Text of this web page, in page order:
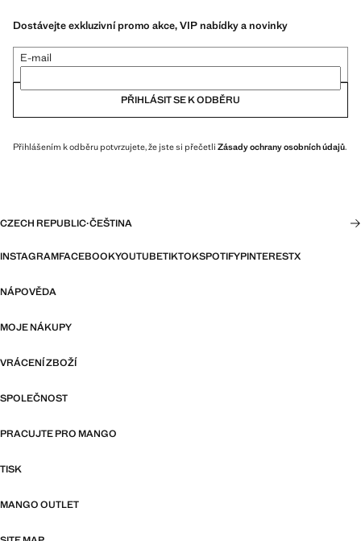
Dostávejte exkluzivní promo akce, VIP nabídky a novinky
E-mail
PŘIHLÁSIT SE K ODBĚRU
Přihlášením k odběru potvrzujete, že jste si přečetli Zásady ochrany osobních údajů.
CZECH REPUBLIC·ČEŠTINA
INSTAGRAMFACEBOOKYOUTUBETIKTOKSPOTIFYPINTERESTX
NÁPOVĚDA
MOJE NÁKUPY
VRÁCENÍ ZBOŽÍ
SPOLEČNOST
PRACUJTE PRO MANGO
TISK
MANGO OUTLET